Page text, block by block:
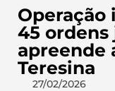
45
apreende
Teresina
27/02/2026